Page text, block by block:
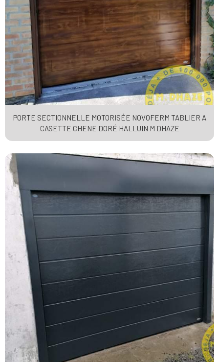
PORTE SECTIONNELLE MOTORISÉE NOVOFERM TABLIER A
CASETTE CHENE DORÉ HALLUIN M DHAZE